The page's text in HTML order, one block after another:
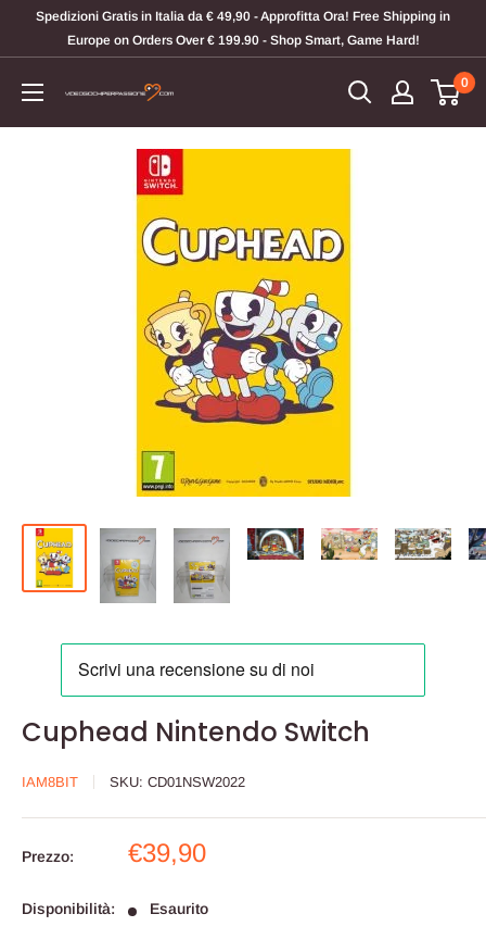
Spedizioni Gratis in Italia da € 49,90 - Approfitta Ora! Free Shipping in
Europe on Orders Over € 199.90 - Shop Smart, Game Hard!
Videogiochi
Per
0
Cuphead Nintendo Switch
IAM8BIT SKU: CD01NSW2022
Prezzo:
Prezzo
€39,90
Disponibilità: Esaurito